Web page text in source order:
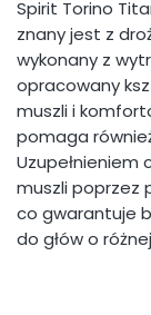
Spirit Torino
znany jest z
wykonany z
opracowany
muszli i
pomaga
Uzupełnieniem
muszli poprzez
co gwarantuje
do głów o